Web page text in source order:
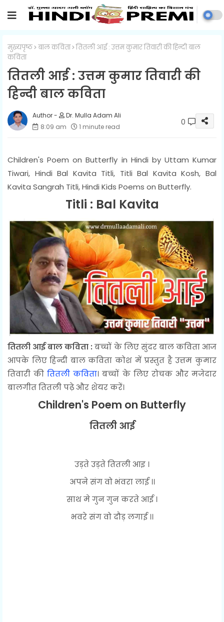
मुख्यपृष्ठ बाल कविता तितली आई : उत्तम कुमार तिवारी की हिन्दी बाल
कविता
तितली आई : उत्तम कुमार तिवारी की
हिन्दी बाल कविता
Dr. Mulla Adam Ali
8:09 am
1 minute read 0
Children's Poem on Butterfly in Hindi by Uttam Kumar
Tiwari, Hindi Bal Kavita Titli, Titli Bal Kavita Kosh, Bal
Kavita Sangrah Titli, Hindi Kids Poems on Butterfly.
Titli : Bal Kavita
तितली आई बाल कविता :बच्चों के लिए सुंदर बाल कविता आज
आपके लिए हिन्दी बाल कविता कोश में प्रस्तुत है उत्तम कुमार
तिवारी कीतितली कविता। बच्चों के लिए रोचक और मजेदार
बालगीत तितली पढ़े और शेयर करें।
Children's Poem on Butterfly
तितली आई
उड़ते उड़ते तितली आइ ।
अपने संग वो भंवरा लाई ।।
साथ मे गुन गुन करते आई ।
भवरे संग वो दौड़ लगाई ।।